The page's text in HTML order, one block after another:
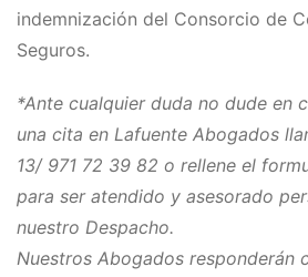
indemnización del Consorcio de
Seguros.
*Ante cualquier duda no dude en
una cita en Lafuente Abogados
13/ 971 72 39 82 o rellene el
para ser atendido y asesorado
nuestro Despacho.
Nuestros Abogados responderán